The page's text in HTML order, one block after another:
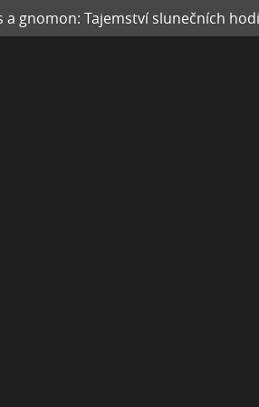
a gnomon: Tajemství slunečních